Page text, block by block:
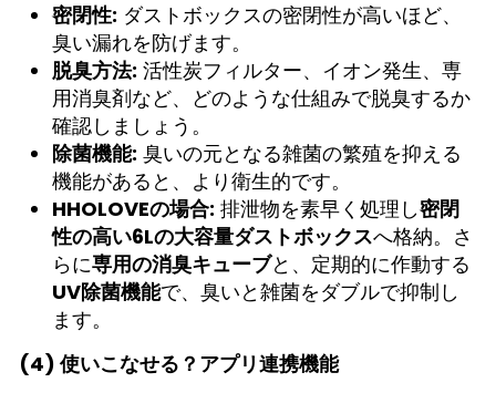
密閉性: ダストボックスの密閉性が高いほど、
臭い漏れを防げます。
脱臭方法: 活性炭フィルター、イオン発生、専
用消臭剤など、どのような仕組みで脱臭するか
確認しましょう。
除菌機能: 臭いの元となる雑菌の繁殖を抑える
機能があると、より衛生的です。
HHOLOVEの場合: 排泄物を素早く処理し密閉
性の高い6Lの大容量ダストボックスへ格納。さ
らに専用の消臭キューブと、定期的に作動する
UV除菌機能で、臭いと雑菌をダブルで抑制し
ます。
(4) 使いこなせる？アプリ連携機能